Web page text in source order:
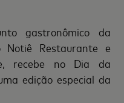
gastronômico da
Notiê Restaurante e
recebe no Dia da
edição especial da